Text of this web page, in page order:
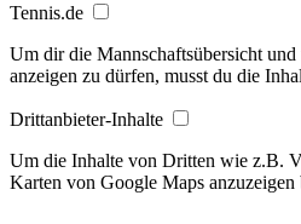
Tennis.de
Um dir die Mannschaftsübersicht
anzeigen zu dürfen, musst du die
Drittanbieter-Inhalte
Um die Inhalte von Dritten wie z.B.
Karten von Google Maps anzuzeigen